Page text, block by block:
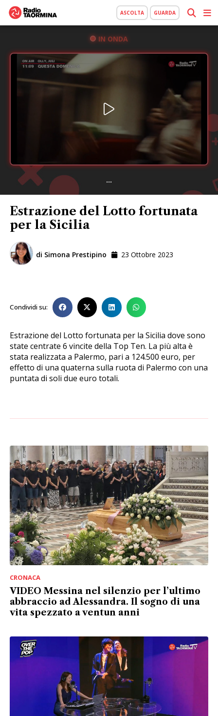
ASCOLTA GUARDA
IN ONDA
...
Estrazione del Lotto fortunata
per la Sicilia
di Simona Prestipino 23 Ottobre 2023
Condividi su:
Estrazione del Lotto fortunata per la Sicilia dove sono
state centrate 6 vincite della Top Ten. La più alta è
stata realizzata a Palermo, pari a 124.500 euro, per
effetto di una quaterna sulla ruota di Palermo con una
puntata di soli due euro totali.
CRONACA
VIDEO Messina nel silenzio per l’ultimo
abbraccio ad Alessandra. Il sogno di una
vita spezzato a ventun anni